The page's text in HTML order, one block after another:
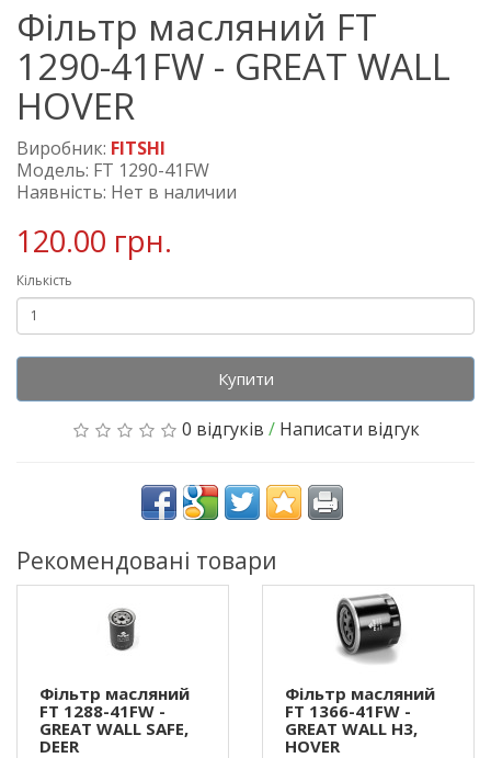
Фільтр масляний FT
1290-41FW - GREAT WALL
HOVER
Виробник: FITSHI
Модель: FT 1290-41FW
Наявність: Нет в наличии
120.00 грн.
Кількість
Купити
0 відгуків / Написати відгук
Рекомендовані товари
Фільтр масляний
FT 1288-41FW -
GREAT WALL SAFE,
DEER
Фільтр масляний
FT 1366-41FW -
GREAT WALL H3,
HOVER